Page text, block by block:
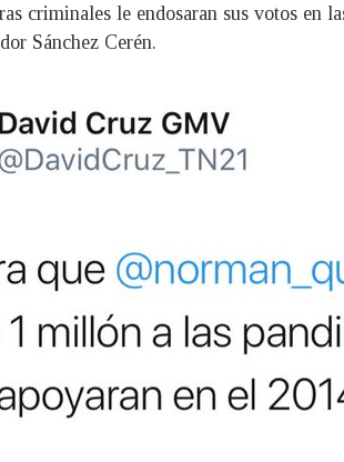
criminales le endosaran sus votos en
Sánchez Cerén.